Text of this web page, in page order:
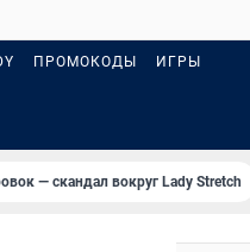
ПРОМОКОДЫ ИГРЫ
— скандал вокруг Lady Stretch